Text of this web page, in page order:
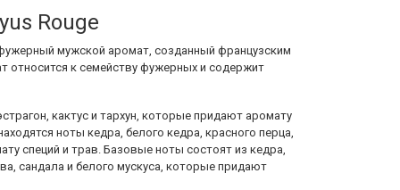
Rouge
мужской аромат, созданный французским
относится к семейству фужерных и содержит
кактус и тархун, которые придают аромату
ноты кедра, белого кедра, красного перца,
специй и трав. Базовые ноты состоят из кедра,
сандала и белого мускуса, которые придают